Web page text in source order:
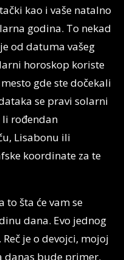
kao i vaše natalno
godina. To nekad
od datuma vašeg
horoskop koriste
gde ste dočekali
se pravi solarni
li rođendan
Lisabonu ili
koordinate za te
to šta će vam se
dana. Evo jednog
je o devojci, mojoj
bude primer.